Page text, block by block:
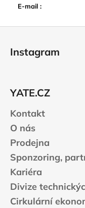
E-mail :
Instagram
YATE.CZ
Kontakt
O nás
Prodejna
Sponzoring,
Kariéra
Divize
Cirkulární